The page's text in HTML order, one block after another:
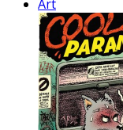
Art